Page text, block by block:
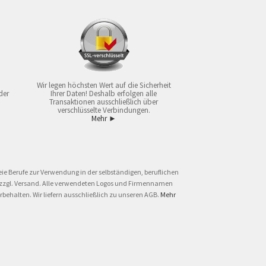
Wir legen höchsten Wert auf die Sicherheit
Ihrer Daten! Deshalb erfolgen alle
Transaktionen ausschließlich über
verschlüsselte Verbindungen.
Mehr ►
Berufe zur Verwendung in der selbständigen, beruflichen
Versand. Alle verwendeten Logos und Firmennamen
Wir liefern ausschließlich zu unseren AGB. Mehr